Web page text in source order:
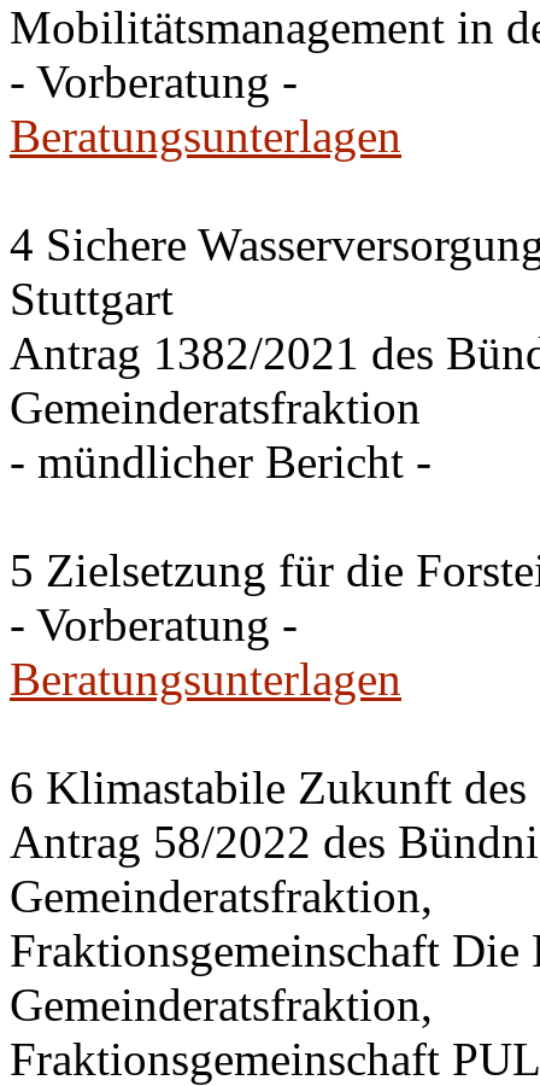
Mobilitätsmanagement in
- Vorberatung -
Beratungsunterlagen
4 Sichere
Stuttgart
Antrag 1382/2021 des
Gemeinderatsfraktion
- mündlicher Bericht -
5 Zielsetzung für die
- Vorberatung -
Beratungsunterlagen
6 Klimastabile Zukunft des
Antrag 58/2022 des
Gemeinderatsfraktion,
Fraktionsgemeinschaft
Gemeinderatsfraktion,
Fraktionsgemeinschaft